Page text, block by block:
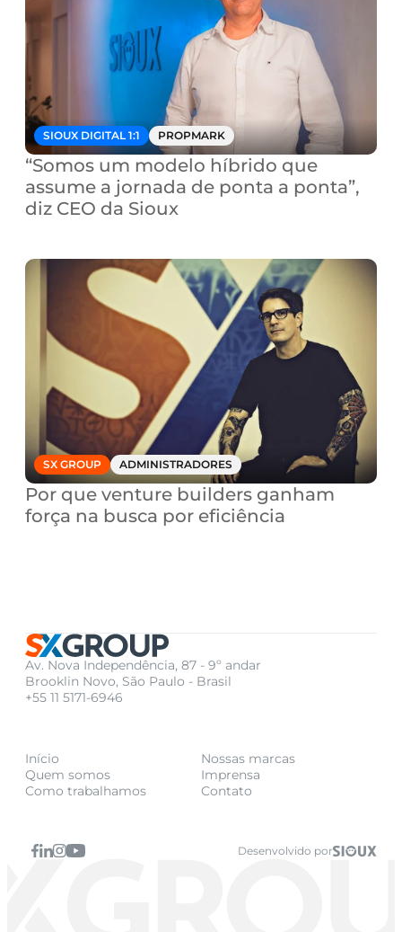
SIOUX DIGITAL 1:1 PROPMARK
“Somos um modelo híbrido que
assume a jornada de ponta a ponta”,
diz CEO da Sioux
SX GROUP ADMINISTRADORES
Por que venture builders ganham
força na busca por eficiência
Av. Nova Independência, 87 - 9º andar
Brooklin Novo, São Paulo - Brasil
+55 11 5171-6946
Início
Quem somos
Como trabalhamos
Nossas marcas
Imprensa
Contato
Desenvolvido por